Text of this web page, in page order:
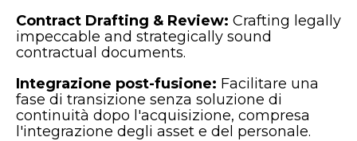
Contract Drafting & Review: Crafting legally
impeccable and strategically sound
contractual documents.
Integrazione post-fusione: Facilitare una
fase di transizione senza soluzione di
continuità dopo l'acquisizione, compresa
l'integrazione degli asset e del personale.